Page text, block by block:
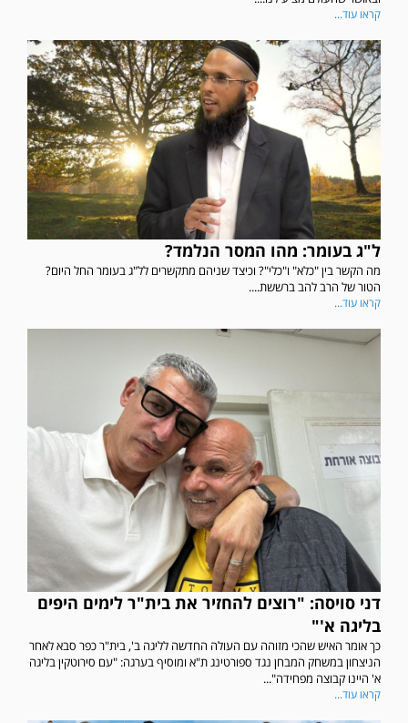
קראו עוד...
ל"ג בעומר: מהו המסר הנלמד?
מה הקשר בין "כלא" ו"כלי"? וכיצד שניהם מתקשרים לל"ג בעומר החל היום?
הטור של הרב להב ברששת....
קראו עוד...
דני סויסה: "רוצים להחזיר את בית"ר לימים היפים
בליגה א'"
כך אומר האיש שהכי מזוהה עם העולה החדשה לליגה ב', בית"ר כפר סבא לאחר
הניצחון במשחק המבחן נגד ספורטינג ת"א ומוסיף בערגה: "עם סירוטקין בליגה
א' היינו קבוצה מפחידה"...
קראו עוד...